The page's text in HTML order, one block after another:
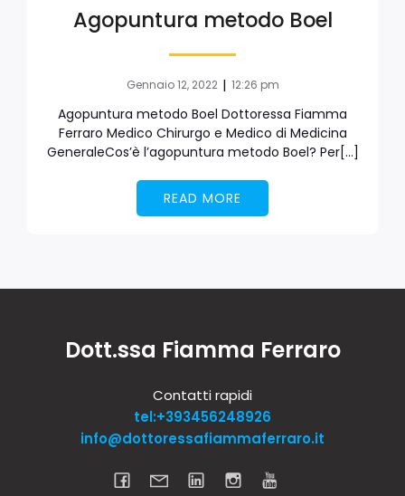
Agopuntura metodo Boel
Gennaio 12, 2022 | 12:26 pm
Agopuntura metodo Boel Dottoressa Fiamma
Ferraro Medico Chirurgo e Medico di Medicina
GeneraleCos’è l’agopuntura metodo Boel? Per[…]
READ MORE
Dott.ssa Fiamma Ferraro
Contatti rapidi
tel:+393456248926
info@dottoressafiammaferraro.it